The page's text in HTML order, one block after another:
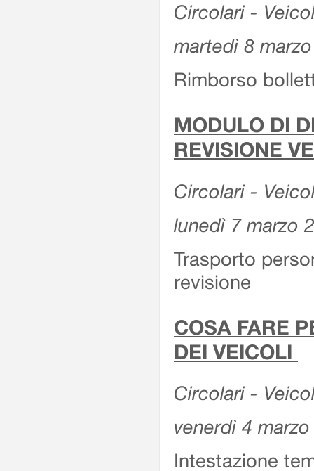
Circolari -
martedì 8
Rimborso
MODULO DI
REVISIONE
Circolari -
lunedì 7 marzo
Trasporto
revisione
COSA FARE
DEI VEICOLI
Circolari -
venerdì 4
Intestazione